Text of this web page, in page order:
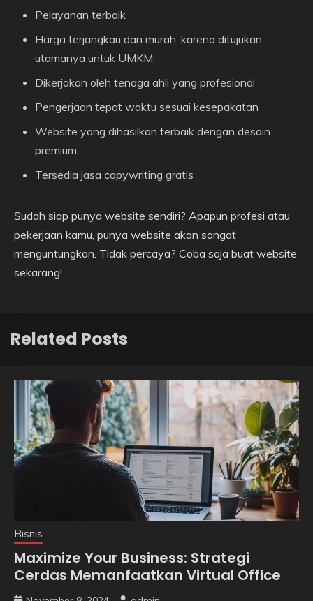
Pelayanan terbaik
Harga terjangkau dan murah, karena ditujukan
utamanya untuk UMKM
Dikerjakan oleh tenaga ahli yang profesional
Pengerjaan tepat waktu sesuai kesepakatan
Website yang dihasilkan terbaik dengan desain
premium
Tersedia jasa copywriting gratis
Sudah siap punya website sendiri? Apapun profesi atau
pekerjaan kamu, punya website akan sangat
menguntungkan. Tidak percaya? Coba saja buat website
sekarang!
Related Posts
Bisnis
Maximize Your Business: Strategi
Cerdas Memanfaatkan Virtual Office